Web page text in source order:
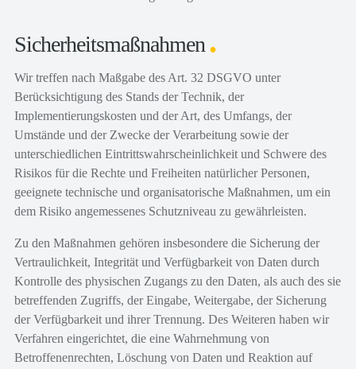
Sicherheitsmaßnahmen
Wir treffen nach Maßgabe des Art. 32 DSGVO unter
Berücksichtigung des Stands der Technik, der
Implementierungskosten und der Art, des Umfangs, der
Umstände und der Zwecke der Verarbeitung sowie der
unterschiedlichen Eintrittswahrscheinlichkeit und Schwere des
Risikos für die Rechte und Freiheiten natürlicher Personen,
geeignete technische und organisatorische Maßnahmen, um ein
dem Risiko angemessenes Schutzniveau zu gewährleisten.
Zu den Maßnahmen gehören insbesondere die Sicherung der
Vertraulichkeit, Integrität und Verfügbarkeit von Daten durch
Kontrolle des physischen Zugangs zu den Daten, als auch des sie
betreffenden Zugriffs, der Eingabe, Weitergabe, der Sicherung
der Verfügbarkeit und ihrer Trennung. Des Weiteren haben wir
Verfahren eingerichtet, die eine Wahrnehmung von
Betroffenenrechten, Löschung von Daten und Reaktion auf